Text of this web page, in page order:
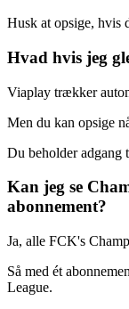
Husk at opsige, hvis
Hvad hvis jeg
Viaplay trækker
Men du kan opsige
Du beholder adgang
Kan jeg se
abonnement?
Ja, alle FCK's
Så med ét
League.